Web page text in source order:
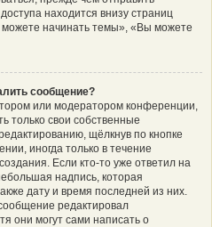
находится внизу страниц
начинать темы», «Вы можете
сообщение?
или модератором конференции,
только свои собственные
щёлкнув по кнопке
иногда только в течение
Если кто-то уже ответил на
надпись, которая
дату и время последней из них.
редактировал
они могут сами написать о